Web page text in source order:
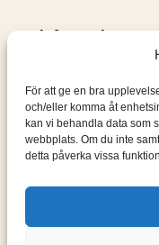
För att ge en bra
och/eller komma åt
kan vi behandla data som
webbplats. Om du inte
detta påverka vissa
Information
Om mig & om
S
ö
k